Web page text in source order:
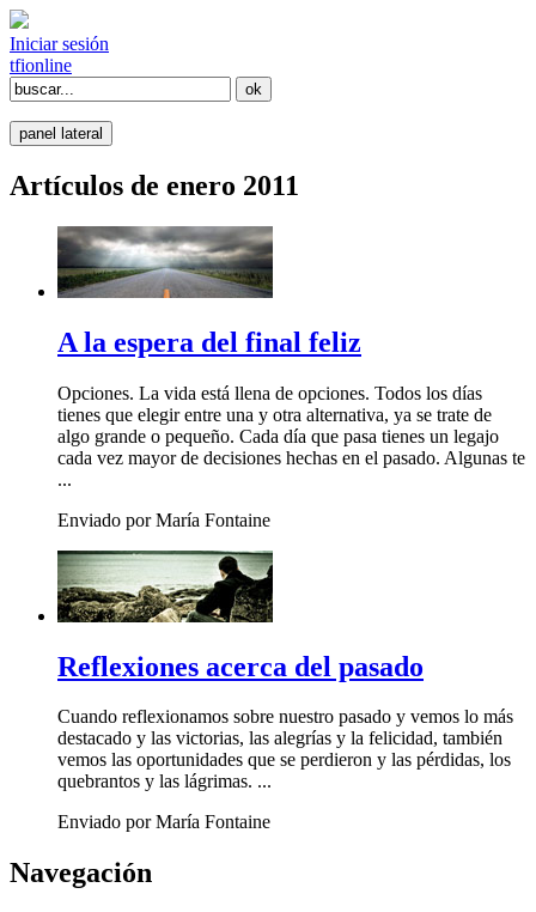
Iniciar sesión
tfionline
panel lateral
Artículos de enero 2011
A la espera del final feliz
Opciones. La vida está llena de opciones. Todos los días
tienes que elegir entre una y otra alternativa, ya se trate de
algo grande o pequeño. Cada día que pasa tienes un legajo
cada vez mayor de decisiones hechas en el pasado. Algunas te
...
Enviado por María Fontaine
Reflexiones acerca del pasado
Cuando reflexionamos sobre nuestro pasado y vemos lo más
destacado y las victorias, las alegrías y la felicidad, también
vemos las oportunidades que se perdieron y las pérdidas, los
quebrantos y las lágrimas. ...
Enviado por María Fontaine
Navegación